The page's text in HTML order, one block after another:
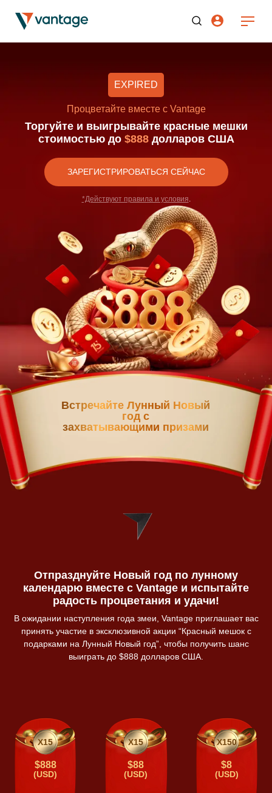
EXPIRED
Процветайте вместе с Vantage
Торгуйте и выигрывайте красные мешки
стоимостью до $888долларов США
ЗАРЕГИСТРИРОВАТЬСЯ СЕЙЧАС
*Действуют правила и условия.
Встречайте Лунный Новый
год с
захватывающими призами
Отпразднуйте Новый год по лунному
календарю вместе с Vantage и испытайте
радость процветания и удачи!
В ожидании наступления года змеи, Vantage приглашает вас
принять участие в эксклюзивной акции “Красный мешок с
подарками на Лунный Новый год”, чтобы получить шанс
выиграть до $888 долларов США.
X15
$888
(USD)
X15
$88
(USD)
X150
$8
(USD)